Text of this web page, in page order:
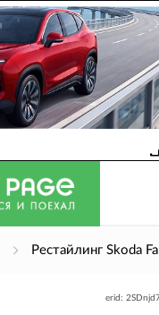
Рестайлинг Skoda
erid: